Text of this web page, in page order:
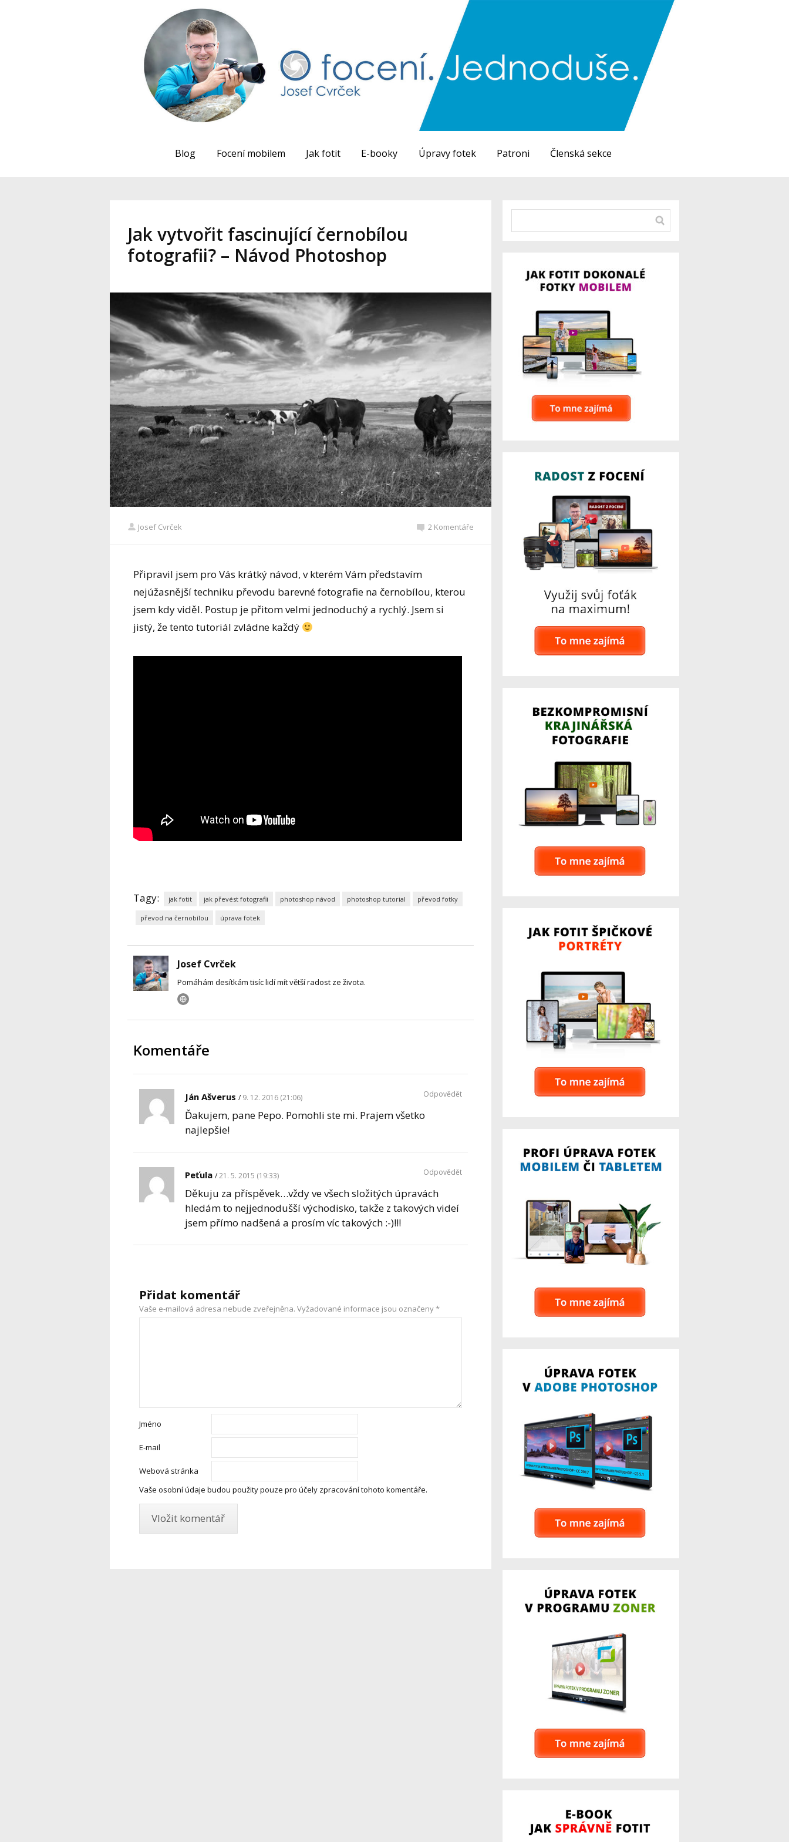
Blog Focení mobilem Jak fotit E-booky Úpravy fotek Patroni Členská sekce
Jak vytvořit fascinující černobílou
fotografii? – Návod Photoshop
Josef Cvrček 2 Komentáře
Připravil jsem pro Vás krátký návod, v kterém Vám představím
nejúžasnější techniku převodu barevné fotografie na černobílou, kterou
jsem kdy viděl. Postup je přitom velmi jednoduchý a rychlý. Jsem si
jistý, že tento tutoriál zvládne každý
Tagy: jak fotit jak převést fotografii photoshop návod photoshop tutorial převod fotky
převod na černobílou úprava fotek
Josef Cvrček
Pomáhám desítkám tisíc lidí mít větší radost ze života.
Komentáře
Ján Ašverus 9. 12. 2016 (21:06)
Ďakujem, pane Pepo. Pomohli ste mi. Prajem všetko
najlepšie!
Odpovědět
Peťula 21. 5. 2015 (19:33)
Děkuju za příspěvek…vždy ve všech složitých úpravách
hledám to nejjednodušší východisko, takže z takových videí
jsem přímo nadšená a prosím víc takových :-)!!!
Odpovědět
Přidat komentář
Vaše e-mailová adresa nebude zveřejněna. Vyžadované informace jsou označeny*
Jméno
E-mail
Webová stránka
Vaše osobní údaje budou použity pouze pro účely zpracování tohoto komentáře.